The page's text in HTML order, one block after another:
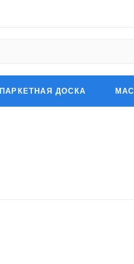
ПАРКЕТНАЯ ДОСКА